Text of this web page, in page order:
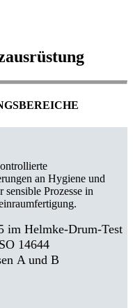
an Hygiene und
Prozesse in
im Helmke-Drum-Test
14644
A und B